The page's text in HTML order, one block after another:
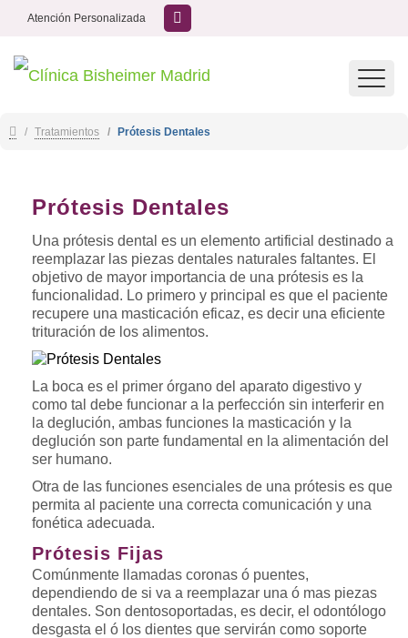
Atención Personalizada
Tratamientos Prótesis Dentales
Prótesis Dentales
Una prótesis dental es un elemento artificial destinado a
reemplazar las piezas dentales naturales faltantes. El
objetivo de mayor importancia de una prótesis es la
funcionalidad. Lo primero y principal es que el paciente
recupere una masticación eficaz, es decir una eficiente
trituración de los alimentos.
La boca es el primer órgano del aparato digestivo y
como tal debe funcionar a la perfección sin interferir en
la deglución, ambas funciones la masticación y la
deglución son parte fundamental en la alimentación del
ser humano.
Otra de las funciones esenciales de una prótesis es que
permita al paciente una correcta comunicación y una
fonética adecuada.
Prótesis Fijas
Comúnmente llamadas coronas ó puentes,
dependiendo de si va a reemplazar una ó mas piezas
dentales. Son dentosoportadas, es decir, el odontólogo
desgasta el ó los dientes que servirán como soporte